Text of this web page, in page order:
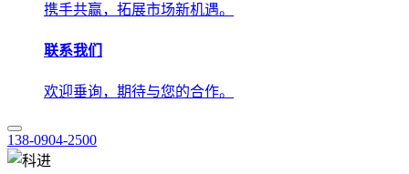
携手共赢，拓展市场新机遇。
联系我们
欢迎垂询，期待与您的合作。
138-0904-2500